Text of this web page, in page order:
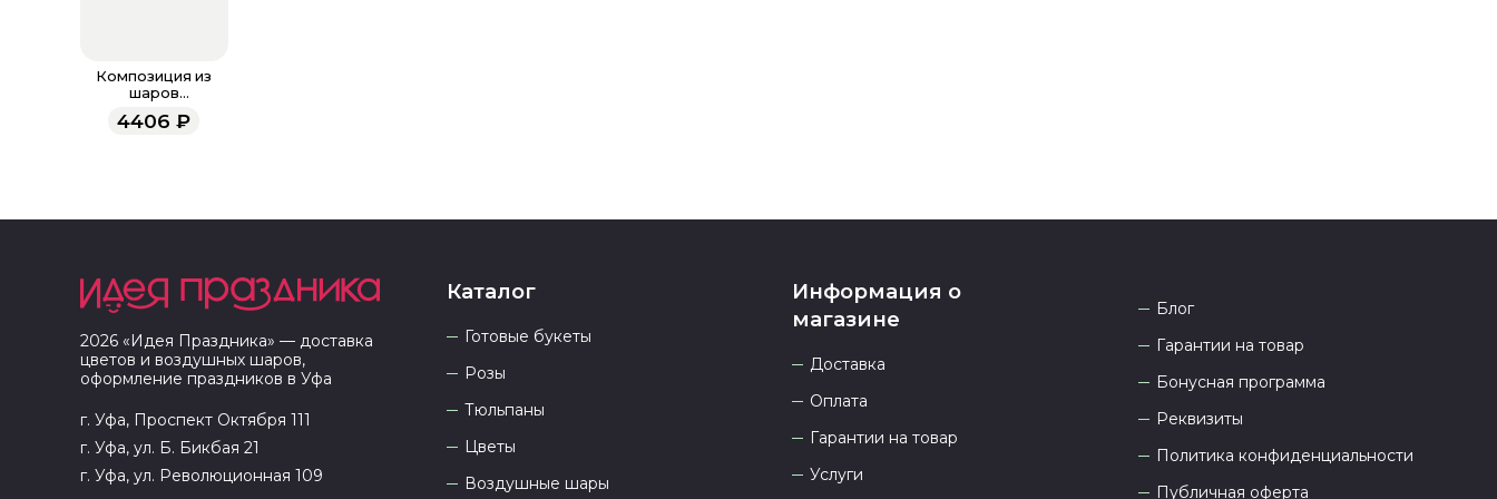
Композиция из
шаров
"Карамелька"
4406 ₽
2026 «Идея Праздника» — доставка
цветов и воздушных шаров,
оформление праздников в Уфа
г. Уфа, Проспект Октября 111
г. Уфа, ул. Б. Бикбая 21
г. Уфа, ул. Революционная 109
Каталог
Готовые букеты
Розы
Тюльпаны
Цветы
Воздушные шары
Информация о
магазине
Доставка
Оплата
Гарантии на товар
Услуги
Блог
Гарантии на товар
Бонусная программа
Реквизиты
Политика конфиденциальности
Публичная оферта